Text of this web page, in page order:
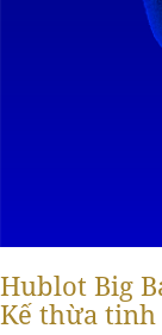
Hublot Big
Kế thừa